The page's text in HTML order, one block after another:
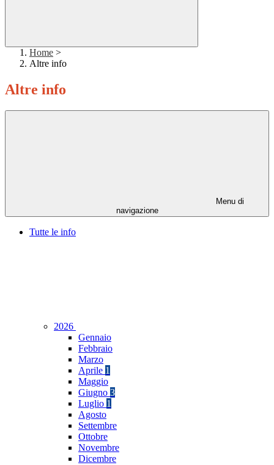
Home >
Altre info
Altre info
Menu di
navigazione
Tutte le info
2026
Gennaio
Febbraio
Marzo
Aprile 1
Maggio
Giugno 3
Luglio 1
Agosto
Settembre
Ottobre
Novembre
Dicembre